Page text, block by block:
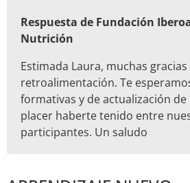
Respuesta de Fundación
Nutrición
Estimada Laura, muchas
retroalimentación. Te
formativas y de actualización de
placer haberte tenido entre
participantes. Un saludo